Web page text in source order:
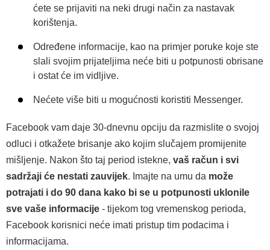
ćete se prijaviti na neki drugi način za nastavak
korištenja.
Određene informacije, kao na primjer poruke koje ste
slali svojim prijateljima neće biti u potpunosti obrisane
i ostat će im vidljive.
Nećete više biti u mogućnosti koristiti Messenger.
Facebook vam daje 30-dnevnu opciju da razmislite o svojoj
odluci i otkažete brisanje ako kojim slučajem promijenite
mišljenje. Nakon što taj period istekne, vaš račun i svi
sadržaji će nestati zauvijek. Imajte na umu da može
potrajati i do 90 dana kako bi se u potpunosti uklonile
sve vaše informacije - tijekom tog vremenskog perioda,
Facebook korisnici neće imati pristup tim podacima i
informacijama.